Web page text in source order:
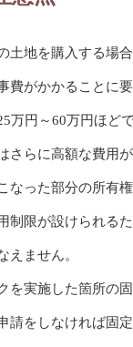
土地を購入する場
費がかかることに要
万円～60万円ほど
さらに高額な費用が
なった部分の所有
制限が設けられる
えません。
を実施した箇所の
請をしなければ固